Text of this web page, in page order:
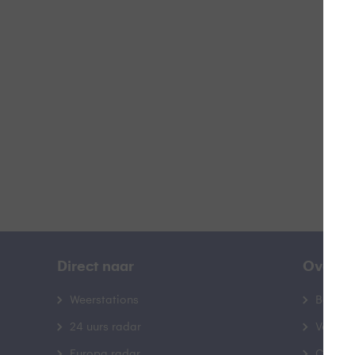
Direct naar
Weerstations
24 uurs radar
Over